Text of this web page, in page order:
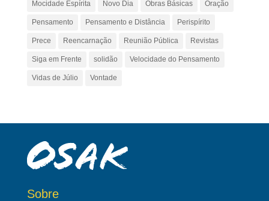
Mocidade Espírita Novo Dia Obras Básicas Oração
Pensamento Pensamento e Distância Perispírito
Prece Reencarnação Reunião Pública Revistas
Siga em Frente solidão Velocidade do Pensamento
Vidas de Júlio Vontade
Sobre